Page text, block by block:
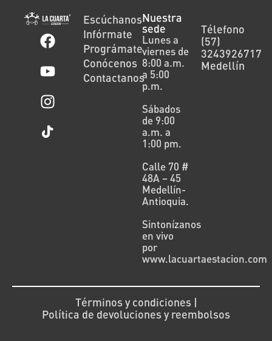
Escúchanos
Infórmate
Prográmate
Conócenos
Contactanos
Nuestra
sede
Lunes a
viernes de
8:00 a.m.
a 5:00
p.m.
Sábados
de 9:00
a.m. a
1:00 pm.
Calle 70 #
48A – 45
Medellín-
Antioquia.
Sintonízanos
en vivo
por
www.lacuartaestacion.com
Télefono
(57)
3243926717
Medellín
Términos y condiciones |
Política de devoluciones y reembolsos